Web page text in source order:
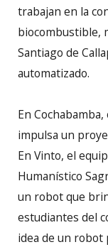
trabajan en la
biocombustible,
Santiago de
automatizado.
En
impulsa un
En Vinto, el
Humanístico
un robot que
estudiantes del
idea de un robot